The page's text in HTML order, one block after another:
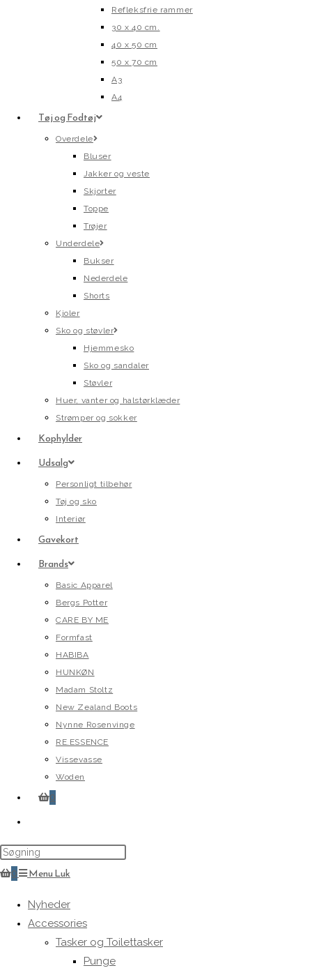
Refleksfrie rammer
30 x 40 cm.
40 x 50 cm
50 x 70 cm
A3
A4
Tøj og Fodtøj
Overdele
Bluser
Jakker og veste
Skjorter
Toppe
Trøjer
Underdele
Bukser
Nederdele
Shorts
Kjoler
Sko og støvler
Hjemmesko
Sko og sandaler
Støvler
Huer, vanter og halstørklæder
Strømper og sokker
Kophylder
Udsalg
Personligt tilbehør
Tøj og sko
Interiør
Gavekort
Brands
Basic Apparel
Bergs Potter
CARE BY ME
Formfast
HABIBA
HUNKØN
Madam Stoltz
New Zealand Boots
Nynne Rosenvinge
RE.ESSENCE
Vissevasse
Woden
0
website
search
0 MenuLuk
Nyheder
Accessories
Tasker og Toilettasker
Punge